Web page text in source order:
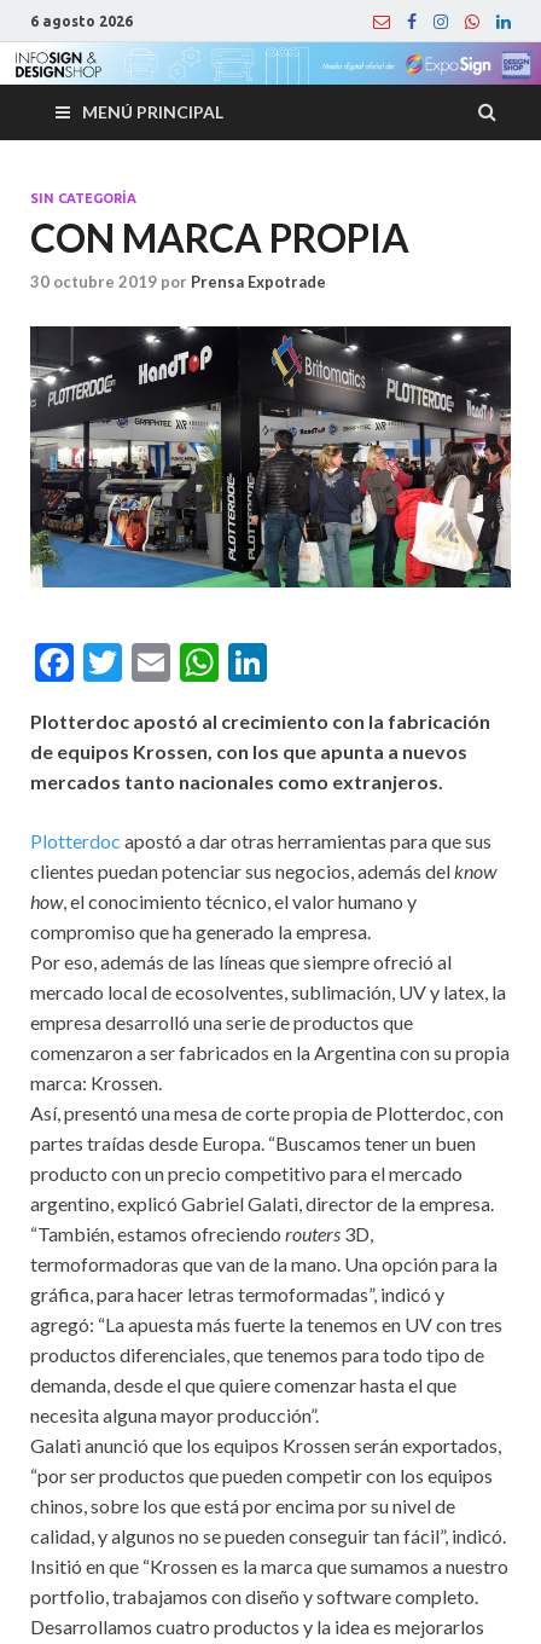
6 agosto 2026
MENÚ PRINCIPAL
SIN CATEGORÍA
CON MARCA PROPIA
30 octubre 2019 por Prensa Expotrade
F
e
b
o
k
T
itt
er
E
ai
l
W
at
s
p
p
ke
dI
Plotterdoc apostó al crecimiento con la fabricación
de equipos Krossen, con los que apunta a nuevos
mercados tanto nacionales como extranjeros.
Plotterdoc apostó a dar otras herramientas para que sus
clientes puedan potenciar sus negocios, además delknow
how, el conocimiento técnico, el valor humano y
compromiso que ha generado la empresa.
Por eso, además de las líneas que siempre ofreció al
mercado local de ecosolventes, sublimación, UV y latex, la
empresa desarrolló una serie de productos que
comenzaron a ser fabricados en la Argentina con su propia
marca: Krossen.
Así, presentó una mesa de corte propia de Plotterdoc, con
partes traídas desde Europa. “Buscamos tener un buen
producto con un precio competitivo para el mercado
argentino, explicó Gabriel Galati, director de la empresa.
“También, estamos ofreciendo routers 3D,
termoformadoras que van de la mano. Una opción para la
gráfica, para hacer letras termoformadas”, indicó y
agregó: “La apuesta más fuerte la tenemos en UV con tres
productos diferenciales, que tenemos para todo tipo de
demanda, desde el que quiere comenzar hasta el que
necesita alguna mayor producción”.
Galati anunció que los equipos Krossen serán exportados,
“por ser productos que pueden competir con los equipos
chinos, sobre los que está por encima por su nivel de
calidad, y algunos no se pueden conseguir tan fácil”, indicó.
Insitió en que “Krossen es la marca que sumamos a nuestro
portfolio, trabajamos con diseño y software completo.
Desarrollamos cuatro productos y la idea es mejorarlos